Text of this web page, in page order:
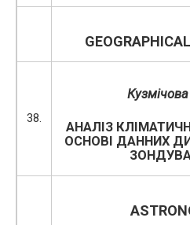
38.
АНАЛІЗ
ОСНОВІ ДАННИХ